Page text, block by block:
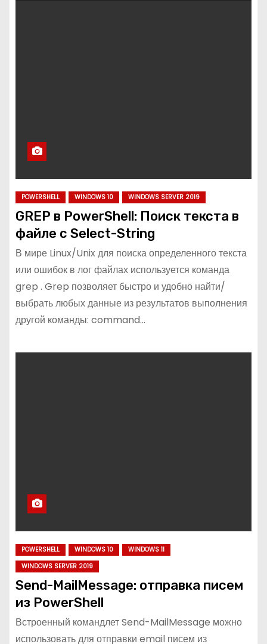
POWERSHELL WINDOWS 10 WINDOWS SERVER 2019
GREP в PowerShell: Поиск текста в
файле с Select-String
В мире Linux/Unix для поиска определенного текста
или ошибок в лог файлах используется команда
grep . Grep позволяет быстро и удобно найти/
выбрать любых данные из результатов выполнения
другой команды: command…
POWERSHELL WINDOWS 10
WINDOWS 11
WINDOWS SERVER 2019
Send-MailMessage: отправка писем
из PowerShell
Встроенный командлет Send-MailMessage можно
использовать для отправки email писем из